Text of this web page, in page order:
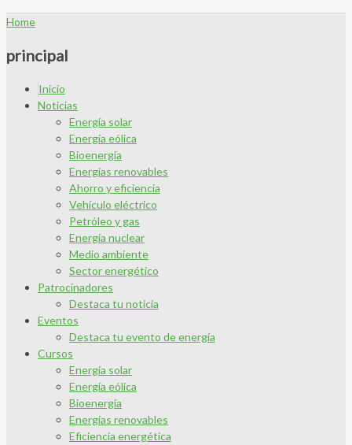
Home
principal
Inicio
Noticias
Energía solar
Energía eólica
Bioenergía
Energías renovables
Ahorro y eficiencia
Vehículo eléctrico
Petróleo y gas
Energía nuclear
Medio ambiente
Sector energético
Patrocinadores
Destaca tu noticia
Eventos
Destaca tu evento de energía
Cursos
Energía solar
Energía eólica
Bioenergía
Energías renovables
Eficiencia energética